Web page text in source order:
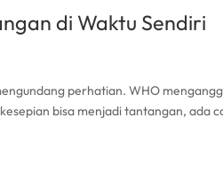
di Waktu Sendiri
perhatian. WHO
bisa menjadi tantangan, ada